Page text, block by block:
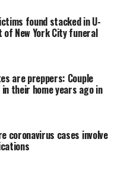
found stacked in U-
New York City funeral
are preppers: Couple
their home years ago in
coronavirus cases involve